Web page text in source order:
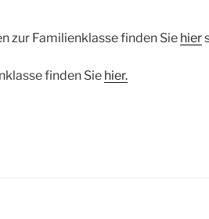
zur Familienklasse finden Sie hier
finden Sie hier.